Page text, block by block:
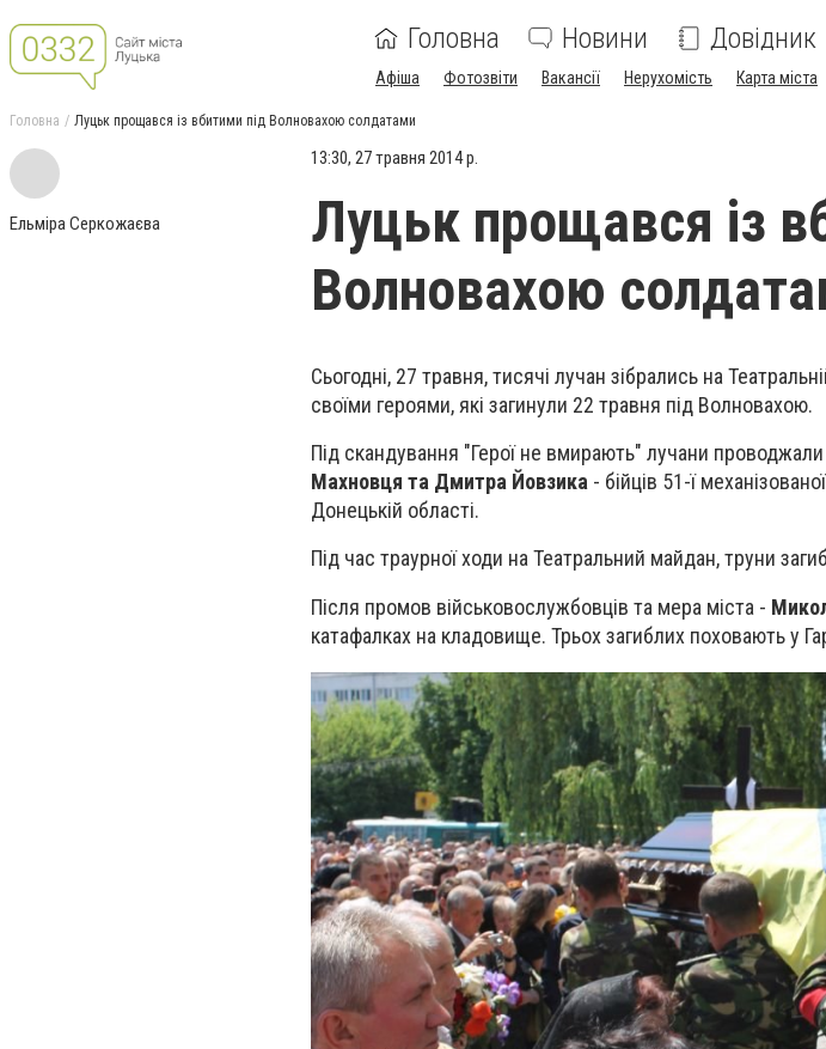
Головна Новини Довідник
Афіша Фотозвіти Вакансії Нерухомість Карта міста
Головна Луцьк прощався із вбитими під Волновахою солдатами
Ельміра Серкожаєва
13:30, 27 травня 2014 р.
Луцьк прощався із
Волновахою
Сьогодні, 27 травня, тисячі лучан зібрались на
своїми героями, які загинули 22 травня під Волновахою.
Під скандування "Герої не вмирають" лучани проводжали
Махновця та Дмитра Йовзика - бійців 51-ї
Донецькій області.
Під час траурної ходи на Театральний майдан, труни
Після промов військовослужбовців та мера міста -
катафалках на кладовище. Трьох загиблих поховають у